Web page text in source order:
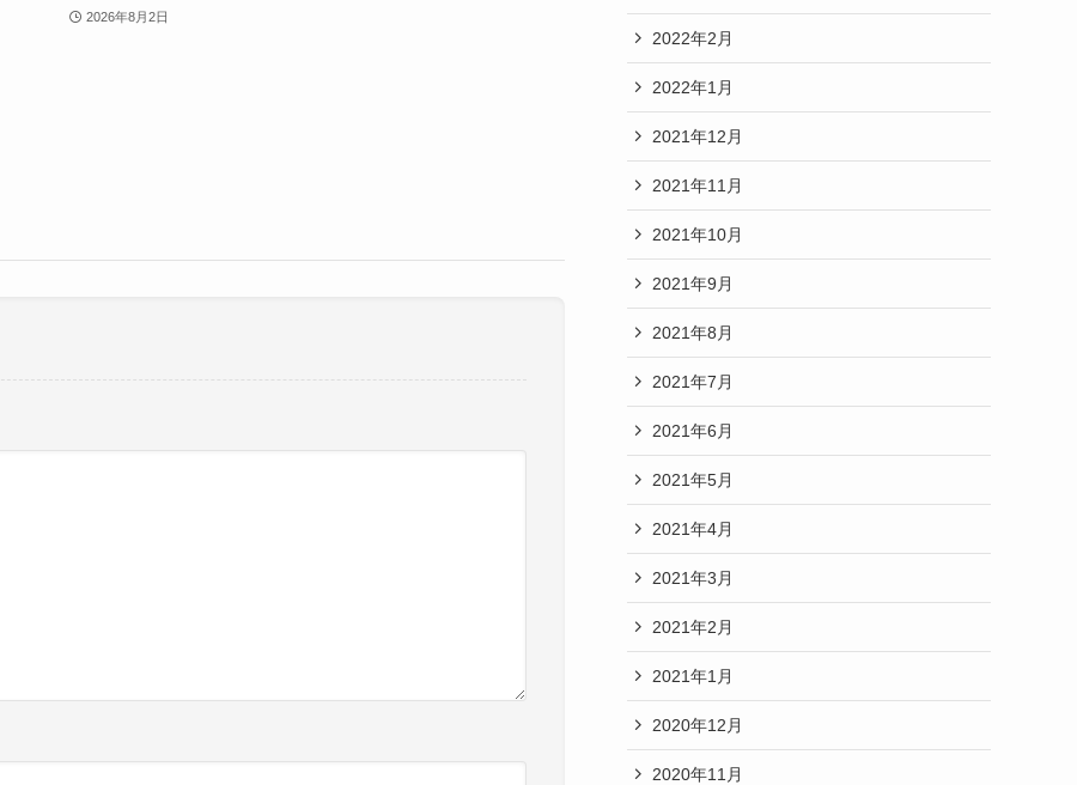
2026年8月2日
2022年2月
2022年1月
2021年12月
2021年11月
2021年10月
2021年9月
2021年8月
2021年7月
2021年6月
2021年5月
2021年4月
2021年3月
2021年2月
2021年1月
2020年12月
2020年11月